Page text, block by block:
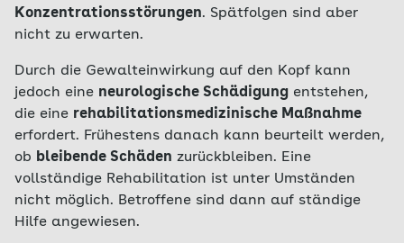
Konzentrationsstörungen. Spätfolgen sind aber
nicht zu erwarten.
Durch die Gewalteinwirkung auf den Kopf kann
jedoch eine neurologische Schädigung entstehen,
die eine rehabilitationsmedizinische Maßnahme
erfordert. Frühestens danach kann beurteilt werden,
ob bleibende Schäden zurückbleiben. Eine
vollständige Rehabilitation ist unter Umständen
nicht möglich. Betroffene sind dann auf ständige
Hilfe angewiesen.